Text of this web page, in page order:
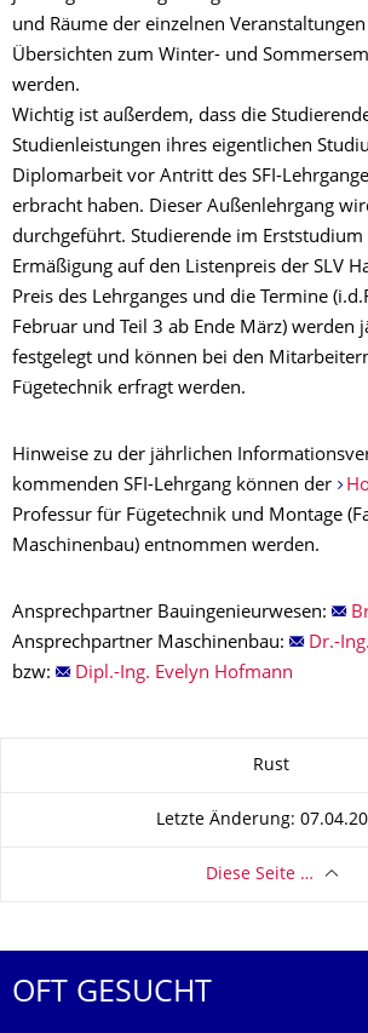
und Räume der einzelnen
Übersichten zum Winter- und
werden.
Wichtig ist außerdem, dass die
Studienleistungen ihres eigentlichen
Diplomarbeit vor Antritt des SFI-
erbracht haben. Dieser Außenlehrgang
durchgeführt. Studierende im Erststudium
Ermäßigung auf den Listenpreis der SLV
Preis des Lehrganges und die Termine
Februar und Teil 3 ab Ende März) werden
festgelegt und können bei den
Fügetechnik erfragt werden.
Hinweise zu der jährlichen
kommenden SFI-Lehrgang können der
Professur für Fügetechnik und Montage
Maschinenbau) entnommen werden.
Ansprechpartner Bauingenieurwesen:
Ansprechpartner Maschinenbau:
Dr.-
bzw:
Dipl.-Ing. Evelyn Hofmann
Rust
Letzte Änderung:
Diese Seite …
OFT GESUCHT